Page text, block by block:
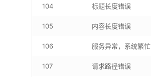
104 标题长度错误
105 内容长度错误
106 服务异常，系统繁忙
107 请求路径错误